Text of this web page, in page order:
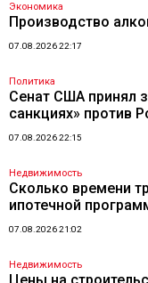
Экономика
Производство
07.08.2026 22:17
Политика
Сенат США принял
санкциях» против
07.08.2026 22:15
Недвижимость
Сколько времени
ипотечной
07.08.2026 21:02
Недвижимость